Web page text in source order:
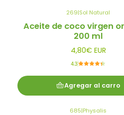
269|Sol Natural
Aceite de coco virgen
200 ml
4,80€ EUR
4.3
Agregar al carro
685|Physalis